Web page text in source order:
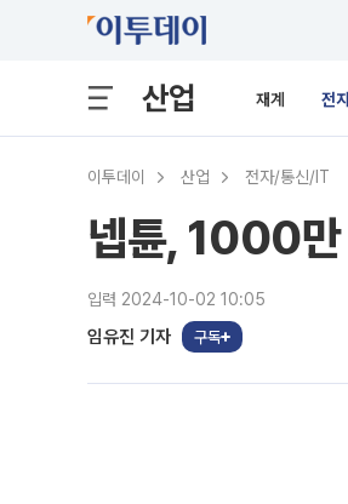
산업 재계 전
이투데이 산업 전자/통신/IT
넵튠, 1000만
입력 2024-10-02 10:05
임유진 기자 구독